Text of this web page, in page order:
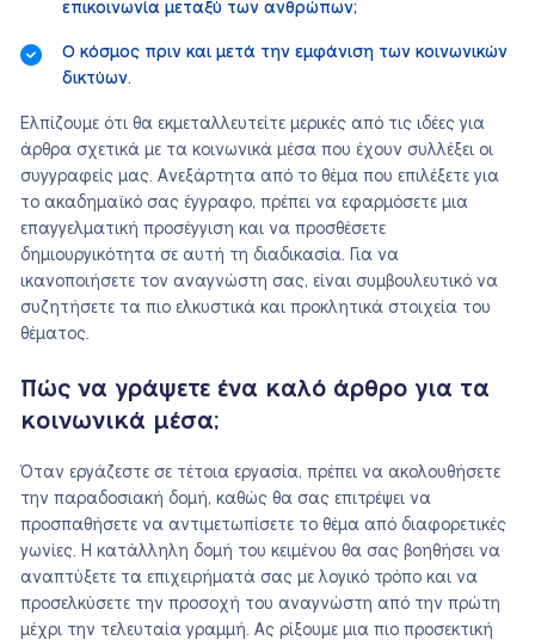
επικοινωνία μεταξύ των ανθρώπων;
Ο κόσμος πριν και μετά την εμφάνιση των κοινωνικών
δικτύων.
Ελπίζουμε ότι θα εκμεταλλευτείτε μερικές από τις ιδέες για
άρθρα σχετικά με τα κοινωνικά μέσα που έχουν συλλέξει οι
συγγραφείς μας. Ανεξάρτητα από το θέμα που επιλέξετε για
το ακαδημαϊκό σας έγγραφο, πρέπει να εφαρμόσετε μια
επαγγελματική προσέγγιση και να προσθέσετε
δημιουργικότητα σε αυτή τη διαδικασία. Για να
ικανοποιήσετε τον αναγνώστη σας, είναι συμβουλευτικό να
συζητήσετε τα πιο ελκυστικά και προκλητικά στοιχεία του
θέματος.
Πώς να γράψετε ένα καλό άρθρο για τα
κοινωνικά μέσα;
Όταν εργάζεστε σε τέτοια εργασία, πρέπει να ακολουθήσετε
την παραδοσιακή δομή, καθώς θα σας επιτρέψει να
προσπαθήσετε να αντιμετωπίσετε το θέμα από διαφορετικές
γωνίες. Η κατάλληλη δομή του κειμένου θα σας βοηθήσει να
αναπτύξετε τα επιχειρήματά σας με λογικό τρόπο και να
προσελκύσετε την προσοχή του αναγνώστη από την πρώτη
μέχρι την τελευταία γραμμή. Ας ρίξουμε μια πιο προσεκτική